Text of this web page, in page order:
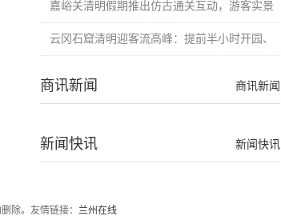
嘉峪关清明假期推出仿古通关互动，游客实景
云冈石窟清明迎客流高峰：提前半小时开园、
商讯新闻
商讯新闻
新闻快讯
新闻快讯
除。友情链接： 兰州在线